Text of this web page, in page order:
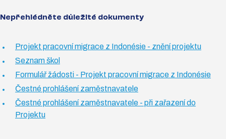
Nepřehlédněte důležité dokumenty
Projekt pracovní migrace z Indonésie - znění projektu
Seznam škol
Formulář žádosti - Projekt pracovní migrace z Indonésie
Čestné prohlášení zaměstnavatele
Čestné prohlášení zaměstnavatele - při zařazení do
Projektu